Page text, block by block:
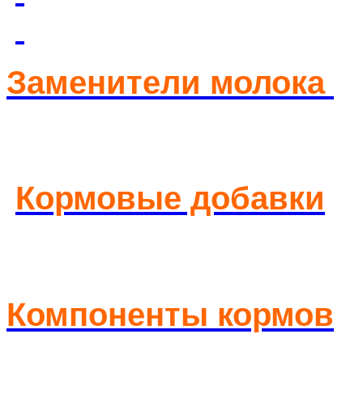
Заменители молока
Кормовые добавки
Компоненты кормов